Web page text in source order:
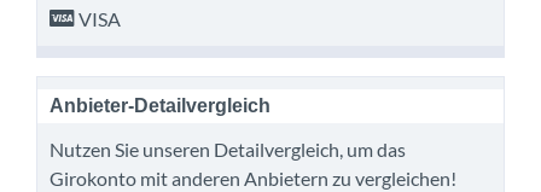
VISA
Anbieter-Detailvergleich
Nutzen Sie unseren Detailvergleich, um das
Girokonto mit anderen Anbietern zu vergleichen!